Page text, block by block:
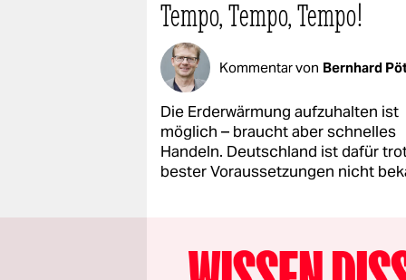
Tempo, Tempo, Tempo!
Kommentar von Bernhard
Die Erderwärmung aufzuhalten ist
möglich – braucht aber schnelles
Handeln. Deutschland ist dafür
bester Voraussetzungen nicht